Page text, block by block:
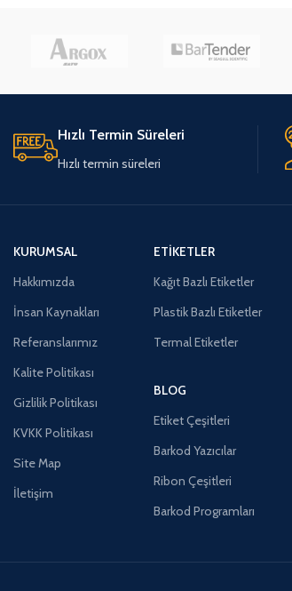
Hızlı Termin Süreleri
Hızlı termin süreleri
KURUMSAL
Hakkımızda
İnsan Kaynakları
Referanslarımız
Kalite Politikası
Gizlilik Politikası
KVKK Politikası
Site Map
İletişim
ETIKETLER
Kağıt Bazlı Etiketler
Plastik Bazlı Etiketler
Termal Etiketler
BLOG
Etiket Çeşitleri
Barkod Yazıcılar
Ribon Çeşitleri
Barkod Programları